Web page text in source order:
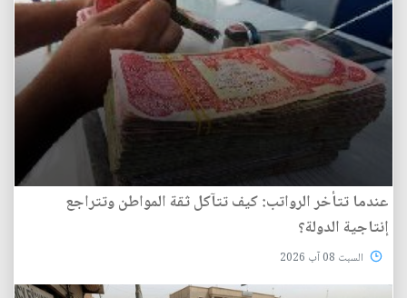
عندما تتأخر الرواتب: كيف تتآكل ثقة المواطن وتتراجع
إنتاجية الدولة؟
السبت 08 آب 2026